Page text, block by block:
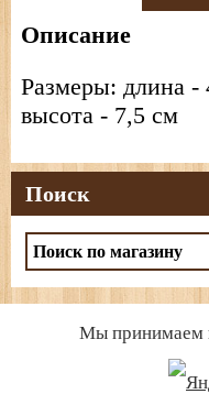
Описание
Размеры: длина
высота - 7,5 см
Поиск
Мы принимаем